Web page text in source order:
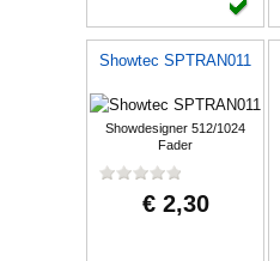
Showtec SPTRAN011
Showdesigner 512/1024
Fader
€ 2,30